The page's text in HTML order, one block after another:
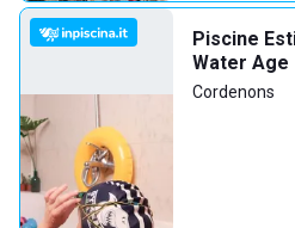
Piscine
Water Age
Cordenons